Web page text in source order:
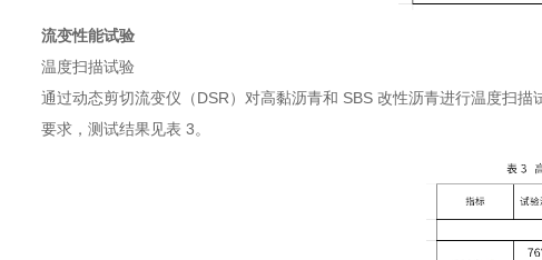
流变性能试验
温度扫描试验
通过动态剪切流变仪（DSR）对高黏沥青和 SBS 改性沥青进行温度扫
要求，测试结果见表 3。